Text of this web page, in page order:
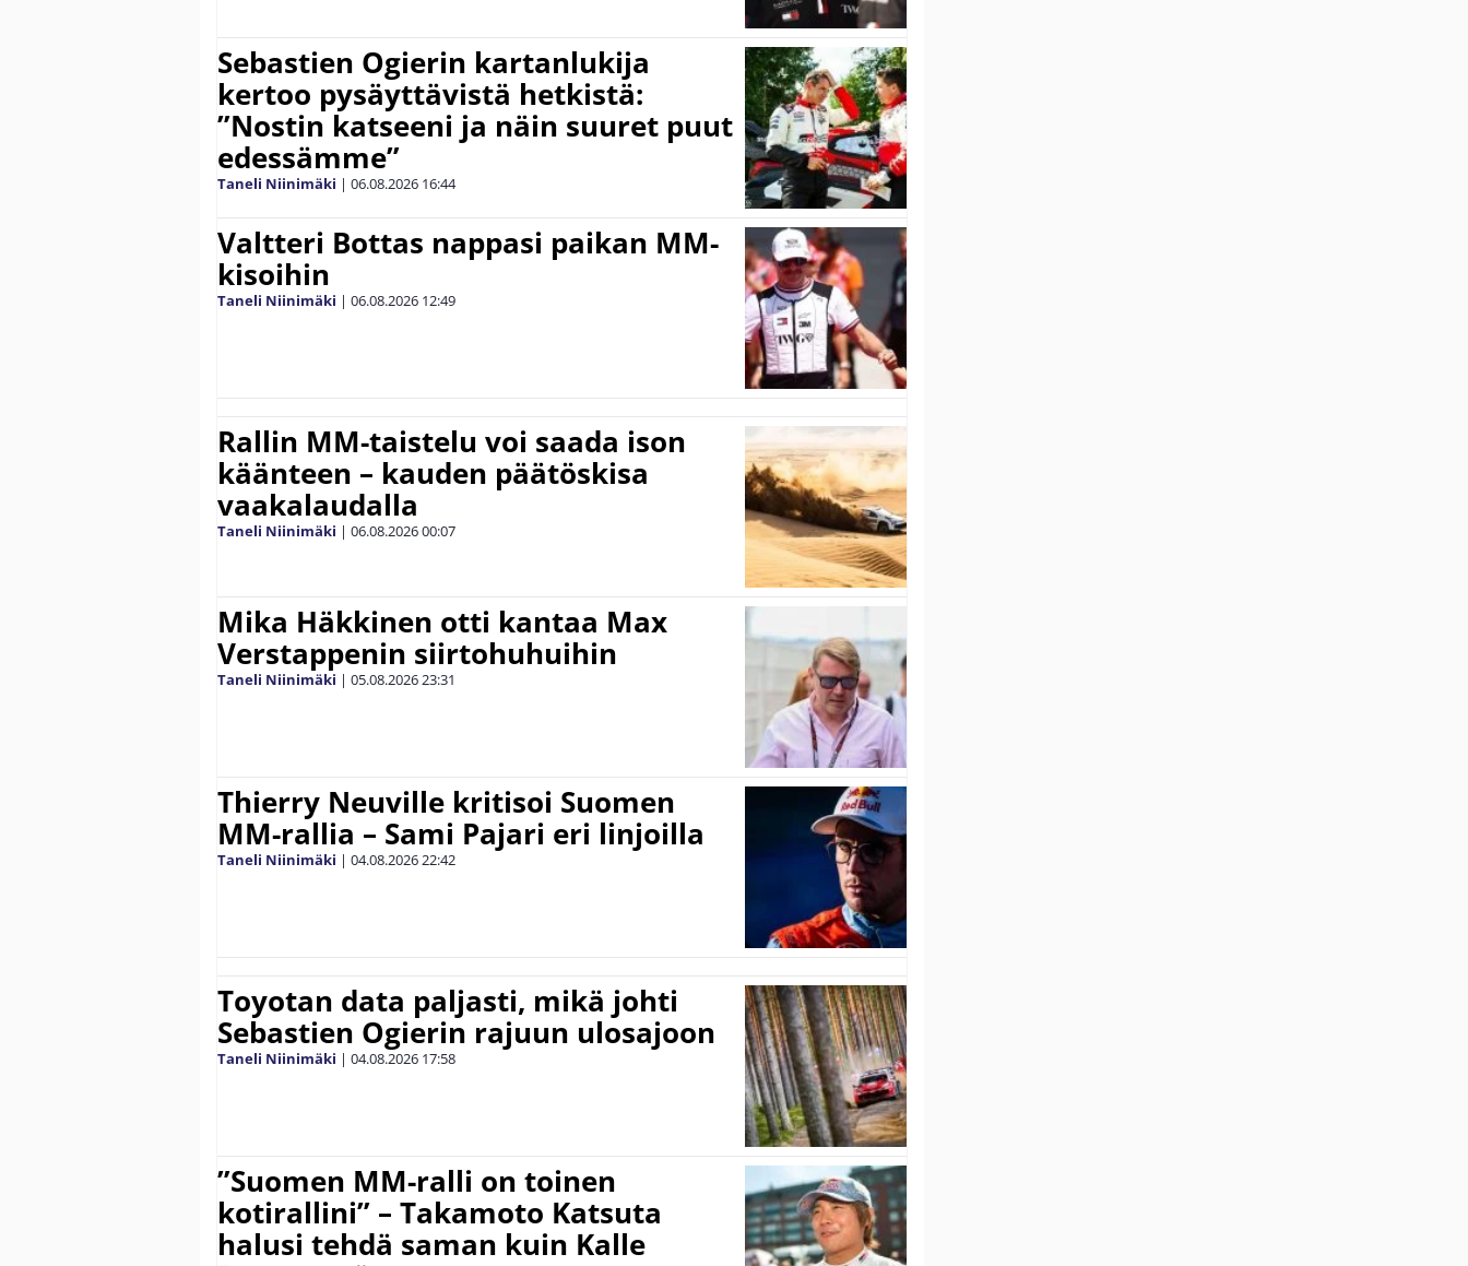
Sebastien Ogierin kartanlukija
kertoo pysäyttävistä hetkistä:
”Nostin katseeni ja näin suuret puut
edessämme”
Taneli Niinimäki | 06.08.2026 16:44
Valtteri Bottas nappasi paikan MM-
kisoihin
Taneli Niinimäki | 06.08.2026 12:49
Rallin MM-taistelu voi saada ison
käänteen – kauden päätöskisa
vaakalaudalla
Taneli Niinimäki | 06.08.202600:07
Mika Häkkinen otti kantaa Max
Verstappenin siirtohuhuihin
Taneli Niinimäki | 05.08.202623:31
Thierry Neuville kritisoi Suomen
MM-rallia – Sami Pajari eri linjoilla
Taneli Niinimäki | 04.08.202622:42
Toyotan data paljasti, mikä johti
Sebastien Ogierin rajuun ulosajoon
Taneli Niinimäki | 04.08.2026 17:58
”Suomen MM-ralli on toinen
kotirallini” – Takamoto Katsuta
halusi tehdä saman kuin Kalle